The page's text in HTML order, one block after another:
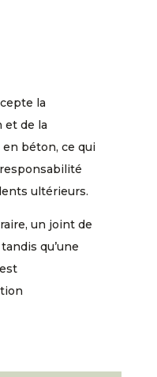
la
et de la
béton, ce qui
ultérieurs.
un joint de
qu’une